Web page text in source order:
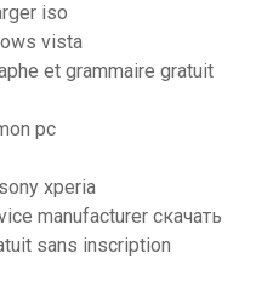
iso
vista
et grammaire gratuit
pc
xperia
manufacturer скачать
sans inscription